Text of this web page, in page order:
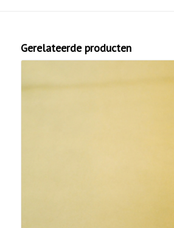
Gerelateerde producten